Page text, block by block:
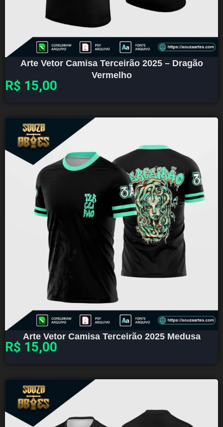
Arte Vetor Camisa Terceirão 2025 – Dragão
Vermelho
R$ 15,00
Arte Vetor Camisa Terceirão 2025 Medusa
R$ 15,00